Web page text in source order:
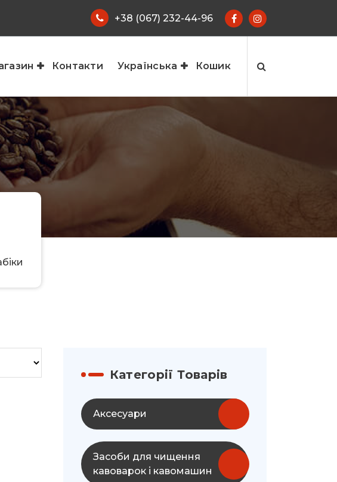
+38 (067) 232-44-96
Контакти Українська Кошик
Категорії Товарів
Аксесуари
Засоби для чищення
кавоварок і кавомашин